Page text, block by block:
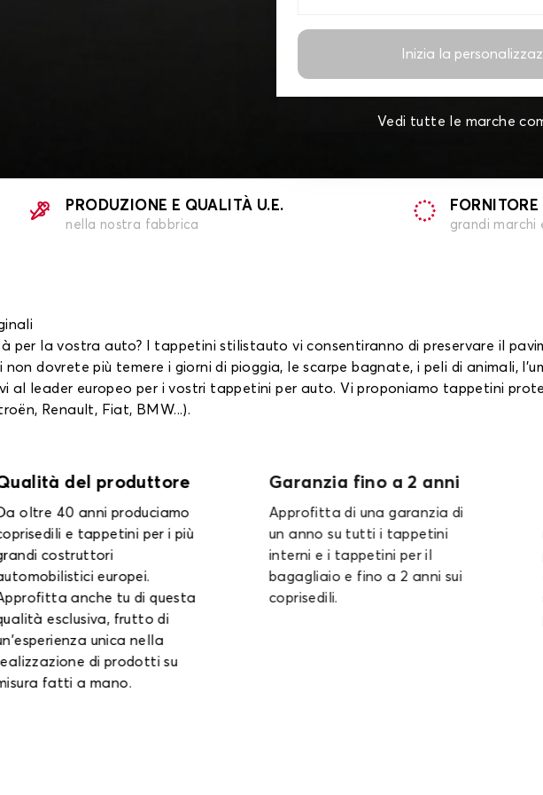
Inizia la
Vedi tutte le marche
PRODUZIONE E QUALITÀ U.E.
nella nostra fabbrica grandi marchi
per la vostra auto? I tappetini stilistauto vi consentiranno di preservare il
dovrete più temere i giorni di pioggia, le scarpe bagnate, i peli di animali,
al leader europeo per i vostri tappetini per auto. Vi proponiamo tappetini
Renault, Fiat, BMW...).
del produttore
40 anni produciamo
e tappetini per i più
costruttori
europei.
anche tu di questa
esclusiva, frutto di
unica nella
di prodotti su
fatti a mano.
Garanzia fino a 2 anni
Approfitta di una garanzia di
un anno su tutti i tappetini
interni e i tappetini per il
bagagliaio e fino a 2 anni sui
coprisedili.
noi.
di
i